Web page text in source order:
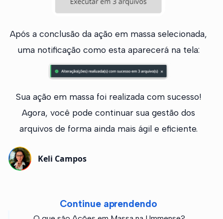
Continue aprendendo
Após a conclusão da ação em massa selecionada,
uma notificação como esta aparecerá na tela:
Sua ação em massa foi realizada com sucesso!
Agora, você pode continuar sua gestão dos
arquivos de forma ainda mais ágil e eficiente.
Keli Campos